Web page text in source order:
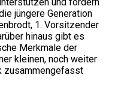
jüngere Generation
1. Vorsitzender
hinaus gibt es
Merkmale der
kleinen, noch weiter
zusammengefasst